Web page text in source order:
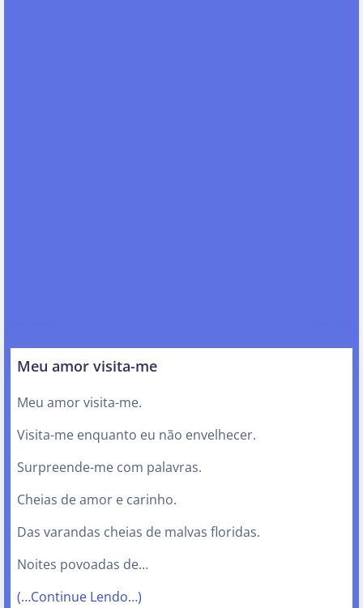
Meu amor visita-me
Meu amor visita-me.
Visita-me enquanto eu não envelhecer.
Surpreende-me com palavras.
Cheias de amor e carinho.
Das varandas cheias de malvas floridas.
Noites povoadas de…
(…Continue Lendo…)